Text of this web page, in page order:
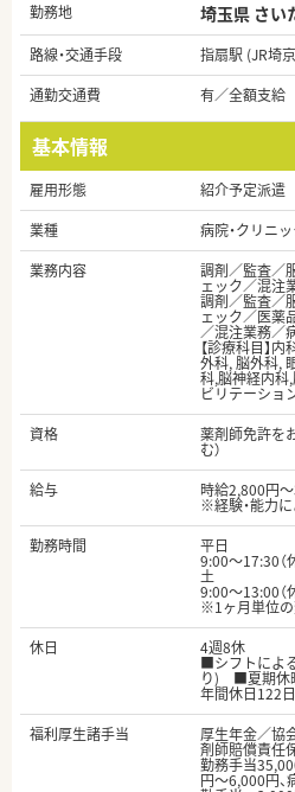
勤務地 埼玉県 さい
路線・交通手段
指扇駅 (JR埼
通勤交通費
有／全額支給
基本情報
雇用形態
紹介予定派遣
業種
病院・クリニ
業務内容
調剤／監査／
ェック／混注
調剤／監査／
ェック／医薬
／混注業務／
【診療科目】
外科, 脳外科,
科,脳神経内科
ビリテーショ
資格
薬剤師免許を
む）
給与
時給2,800円
※経験・能力
勤務時間
平日
9:00～17:30（
土
9:00～13:00（
※1ヶ月単位
休日
4週8休
■シフトによ
り) ■夏期
年間休日122日
福利厚生諸手当
厚生年金／協
剤師賠償責任
勤務手当
円〜6,000円